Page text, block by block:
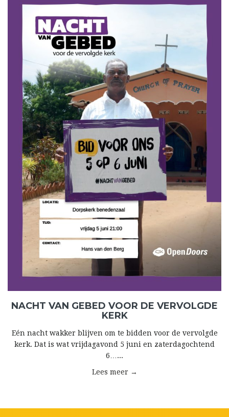
NACHT VAN GEBED VOOR DE VERVOLGDE
KERK
Eén nacht wakker blijven om te bidden voor de vervolgde
kerk. Dat is wat vrijdagavond 5 juni en zaterdagochtend
6…...
Lees meer →